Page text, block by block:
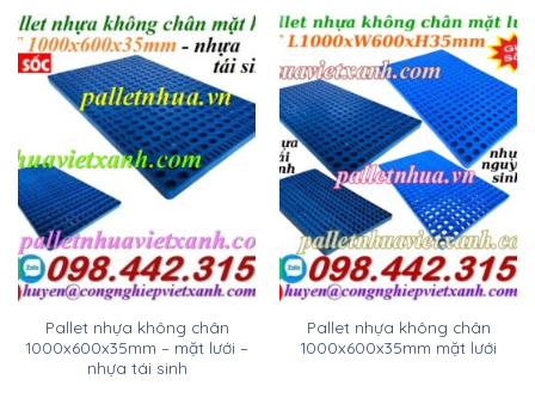
Pallet nhựa không chân
1000x600x35mm – mặt lưới –
nhựa tái sinh
Pallet nhựa không chân
1000x600x35mm mặt lưới